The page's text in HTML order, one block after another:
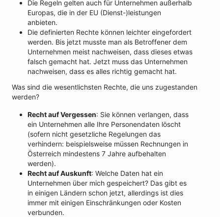
Die Regeln gelten auch für Unternehmen außerhalb
Europas, die in der EU (Dienst-)leistungen
anbieten.
Die definierten Rechte können leichter eingefordert
werden. Bis jetzt musste man als Betroffener dem
Unternehmen meist nachweisen, dass dieses etwas
falsch gemacht hat. Jetzt muss das Unternehmen
nachweisen, dass es alles richtig gemacht hat.
Was sind die wesentlichsten Rechte, die uns zugestanden
werden?
Recht auf Vergessen: Sie können verlangen, dass
ein Unternehmen alle Ihre Personendaten löscht
(sofern nicht gesetzliche Regelungen das
verhindern: beispielsweise müssen Rechnungen in
Österreich mindestens 7 Jahre aufbehalten
werden).
Recht auf Auskunft: Welche Daten hat ein
Unternehmen über mich gespeichert? Das gibt es
in einigen Ländern schon jetzt, allerdings ist dies
immer mit einigen Einschränkungen oder Kosten
verbunden.